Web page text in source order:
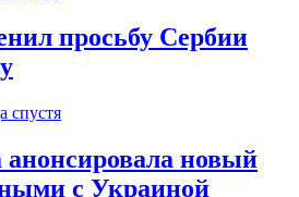
просьбу Сербии
спустя
анонсировала новый
с Украиной